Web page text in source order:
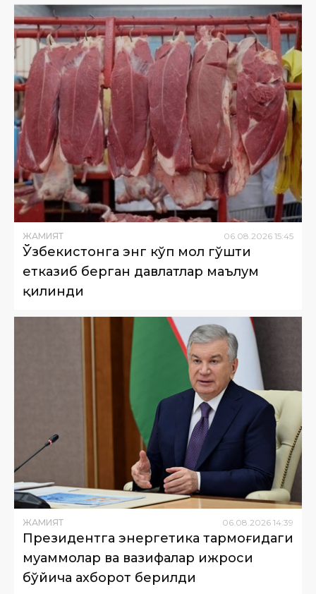
ЖАМИЯТ 06 08 2026 15:45
Ўзбекистонга энг кўп мол гўшти
етказиб берган давлатлар маълум
қилинди
ЖАМИЯТ 06.08.2026 14:39
Президентга энергетика тармоғидаги
муаммолар ва вазифалар ижроси
бўйича ахборот берилди